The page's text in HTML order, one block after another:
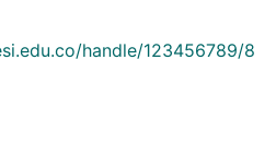
handle/123456789/8